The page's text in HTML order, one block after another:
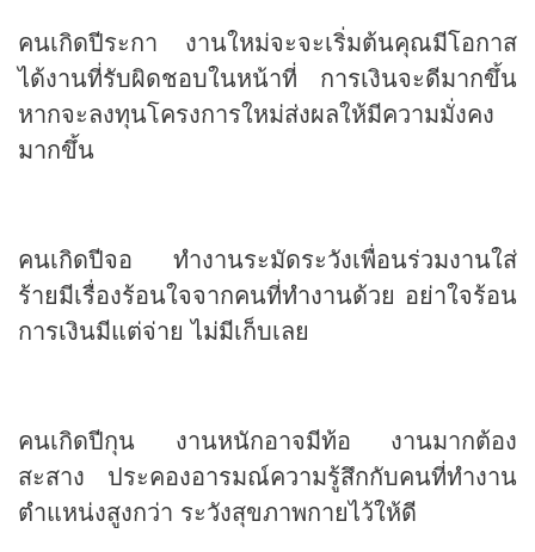
คนเกิดปีระกา งานใหม่จะจะเริ่มต้นคุณมีโอกาส
ได้งานที่รับผิดชอบในหน้าที่ การเงินจะดีมากขึ้น
หากจะลงทุนโครงการใหม่ส่งผลให้มีความมั่งคง
มากขึ้น
คนเกิดปีจอ ทำงานระมัดระวังเพื่อนร่วมงานใส่
ร้ายมีเรื่องร้อนใจจากคนที่ทำงานด้วย อย่าใจร้อน
การเงินมีแต่จ่าย ไม่มีเก็บเลย
คนเกิดปีกุน งานหนักอาจมีท้อ งานมากต้อง
สะสาง ประคองอารมณ์ความรู้สึกกับคนที่ทำงาน
ตำแหน่งสูงกว่า ระวังสุขภาพกายไว้ให้ดี